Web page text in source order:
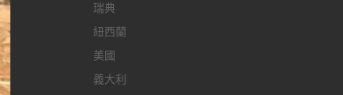
瑞典
紐西蘭
美國
義大利